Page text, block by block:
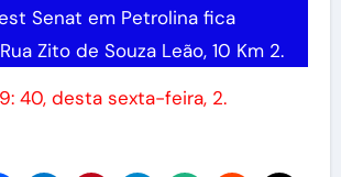
Senat em Petrolina fica
Zito de Souza Leão, 10 Km 2.
40, desta sexta-feira, 2.